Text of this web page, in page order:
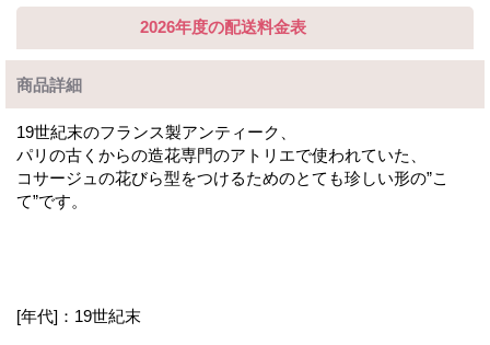
2026年度の配送料金表
商品詳細
19世紀末のフランス製アンティーク、
パリの古くからの造花専門のアトリエで使われていた、
コサージュの花びら型をつけるためのとても珍しい形の”こ
て”です。
[年代]：19世紀末